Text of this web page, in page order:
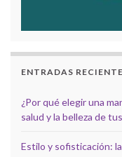
ENTRADAS
¿Por qué elegir una
salud y la belleza de
Estilo y sofisticación: